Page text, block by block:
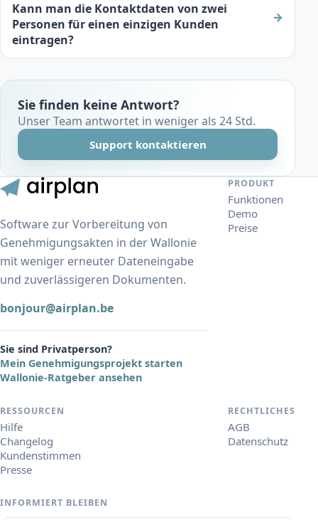
Kann man die Kontaktdaten von zwei
Personen für einen einzigen Kunden
eintragen?
→
Sie finden keine Antwort?
Unser Team antwortet in weniger als 24 Std.
Support kontaktieren
Software zur Vorbereitung von
Genehmigungsakten in der Wallonie
mit weniger erneuter Dateneingabe
und zuverlässigeren Dokumenten.
bonjour@airplan.be
Sie sind Privatperson?
Mein Genehmigungsprojekt starten
Wallonie-Ratgeber ansehen
PRODUKT
Funktionen
Demo
Preise
RESSOURCEN
Hilfe
Changelog
Kundenstimmen
Presse
RECHTLICHES
AGB
Datenschutz
INFORMIERT BLEIBEN